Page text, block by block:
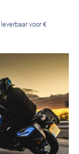
voor €